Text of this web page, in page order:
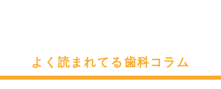
よく読まれてる歯科コラム